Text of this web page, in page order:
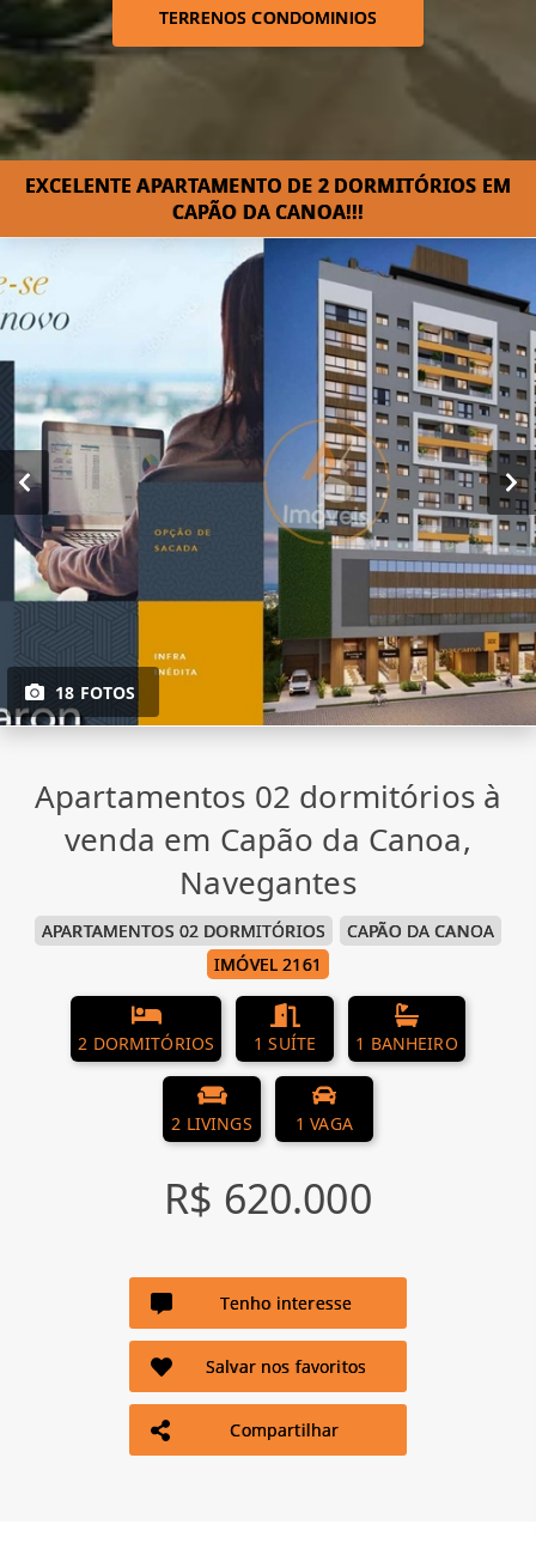
TERRENOS CONDOMINIOS
EXCELENTE APARTAMENTO DE 2 DORMITÓRIOS EM
CAPÃO DA CANOA!!!
18 FOTOS
Apartamentos 02 dormitórios à
venda em Capão da Canoa,
Navegantes
APARTAMENTOS 02 DORMITÓRIOS
CAPÃO DA CANOA
IMÓVEL 2161
2 DORMITÓRIOS 1 SUÍTE 1 BANHEIRO
2 LIVINGS 1 VAGA
R$ 620.000
Tenho interesse
Salvar nos favoritos
Compartilhar